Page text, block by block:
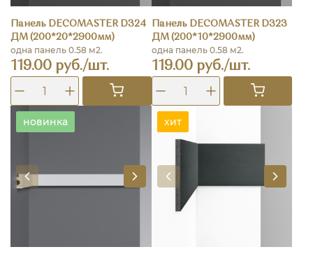
Панель DECOMASTER D324
ДМ (200*20*2900мм)
одна панель 0.58 м2.
119.00 руб./шт.
Панель DECOMASTER D323
ДМ (200*10*2900мм)
одна панель 0.58 м2.
119.00 руб./шт.
новинка хит